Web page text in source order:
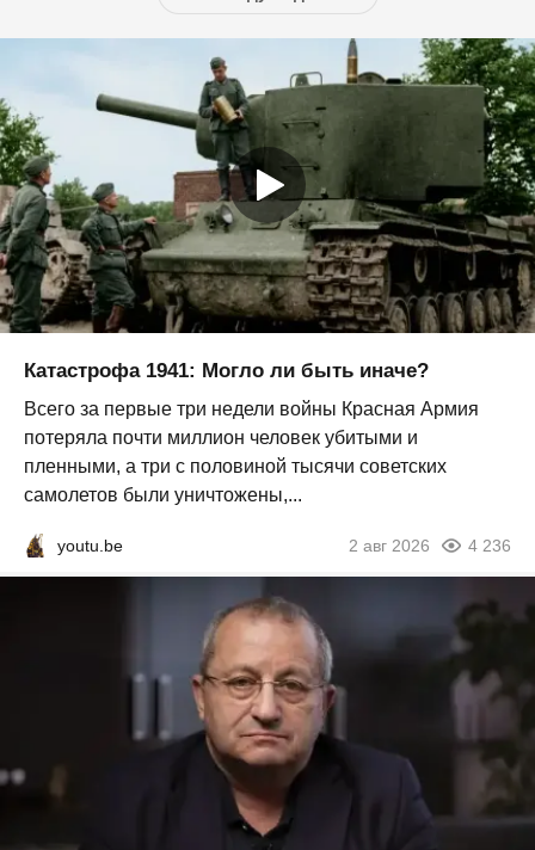
Катастрофа 1941: Могло ли быть иначе?
Всего за первые три недели войны Красная Армия
потеряла почти миллион человек убитыми и
пленными, а три с половиной тысячи советских
самолетов были уничтожены,...
youtu.be 2 авг 2026 4 236